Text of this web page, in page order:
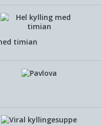
timian